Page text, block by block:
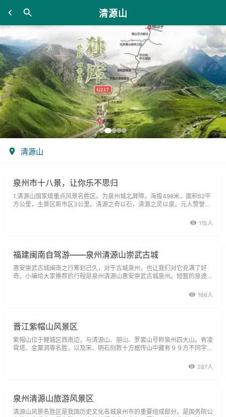
清源山
清源山
泉州市十八景，让你乐不思归
1.清源山国家级重点风景名胜区。为泉州城北屏障，海拔498米，面积62平
方公里，主景区距市区3公里。清源之奇以石，清源之灵以泉。元人赞誉
115人
福建闽南自驾游——泉州清源山崇武古城
惠安崇武古城闽南之行筹划已久，对于古城泉州，也让我们对它充满了好
奇。小编给大家推荐的行程是泉州清源山惠安崇武古城泉州。短暂的旅途，
166人
晋江紫帽山风景区
紫帽山位于鲤城区西南边，与清源山、朋山、罗裳山号称泉州四大山。有凌
霄塔、金粟洞等名胜，以及宋、明石刻数十方椐传山中藏有９９方不同字体
287人
泉州清源山旅游风景区
清源山风景名胜区是我国历史文化名城泉州市的重要组成部分。是国务院公